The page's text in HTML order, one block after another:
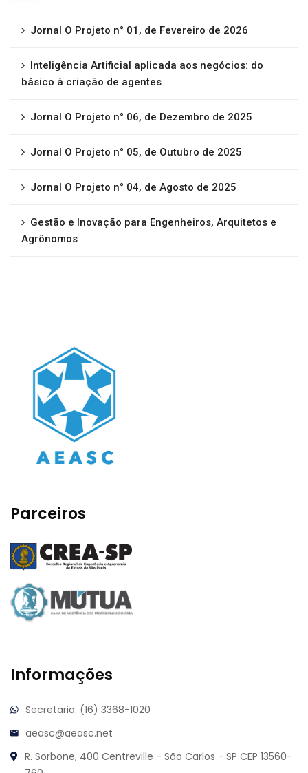
Jornal O Projeto n° 01, de Fevereiro de 2026
Inteligência Artificial aplicada aos negócios: do
básico à criação de agentes
Jornal O Projeto n° 06, de Dezembro de 2025
Jornal O Projeto n° 05, de Outubro de 2025
Jornal O Projeto n° 04, de Agosto de 2025
Gestão e Inovação para Engenheiros, Arquitetos e
Agrônomos
Parceiros
Informações
Secretaria: (16) 3368-1020
aeasc@aeasc.net
R. Sorbone, 400 Centreville - São Carlos - SP CEP 13560-